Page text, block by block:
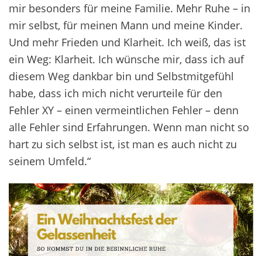
mir besonders für meine Familie. Mehr Ruhe – in
mir selbst, für meinen Mann und meine Kinder.
Und mehr Frieden und Klarheit. Ich weiß, das ist
ein Weg: Klarheit. Ich wünsche mir, dass ich auf
diesem Weg dankbar bin und Selbstmitgefühl
habe, dass ich mich nicht verurteile für den
Fehler XY – einen vermeintlichen Fehler – denn
alle Fehler sind Erfahrungen. Wenn man nicht so
hart zu sich selbst ist, ist man es auch nicht zu
seinem Umfeld.“